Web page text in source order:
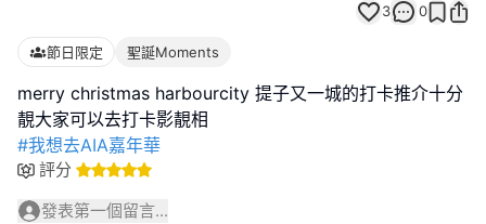
3 0
節日限定 聖誕Moments
merry christmas harbourcity 提子又一城的打卡推介十分
#我想去AIA嘉年華
評分
發表第一個留言...